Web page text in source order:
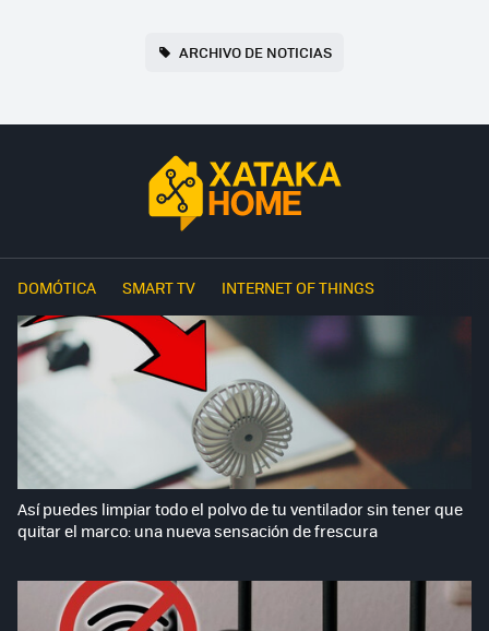
ARCHIVO DE NOTICIAS
DOMÓTICA SMART TV INTERNET OF THINGS
Así puedes limpiar todo el polvo de tu ventilador sin tener que
quitar el marco: una nueva sensación de frescura